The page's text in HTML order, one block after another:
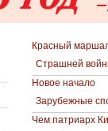
Красный
Страшней
Новое начало
Зарубежные
Чем патриарх